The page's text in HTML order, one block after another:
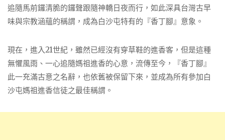
追隨馬前鑼清脆的鑼聲跟隨神轎日夜而行，如此深具台灣古早
味與宗教涵蘊的稱謂，成為白沙屯特有的『香丁腳』意象。
現在，進入21世紀，雖然已經沒有穿草鞋的進香客，但是這種
無懼風雨、一心追隨媽祖進香的心意，流傳至今，『香丁腳』
此一充滿古意之名辭，也依舊被保留下來，並成為所有參加白
沙屯媽祖進香信徒之最佳稱謂。